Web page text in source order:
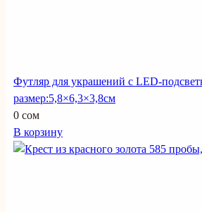
Футляр для украшений с LED-
размер:5,8×6,3×3,8см
0 сом
В корзину